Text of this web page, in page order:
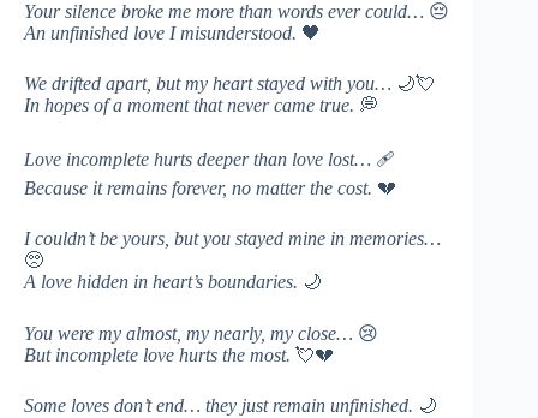
Your silence broke me more than words ever could… 😔
An unfinished love I misunderstood. 🖤
We drifted apart, but my heart stayed with you… 🌙💘
In hopes of a moment that never came true. 💭
Love incomplete hurts deeper than love lost… 🩹
Because it remains forever, no matter the cost. 💔
I couldn’t be yours, but you stayed mine in memories…
🥺
A love hidden in heart’s boundaries. 🌙
You were my almost, my nearly, my close… 😢
But incomplete love hurts the most. 💘💔
Some loves don’t end… they just remain unfinished. 🌙